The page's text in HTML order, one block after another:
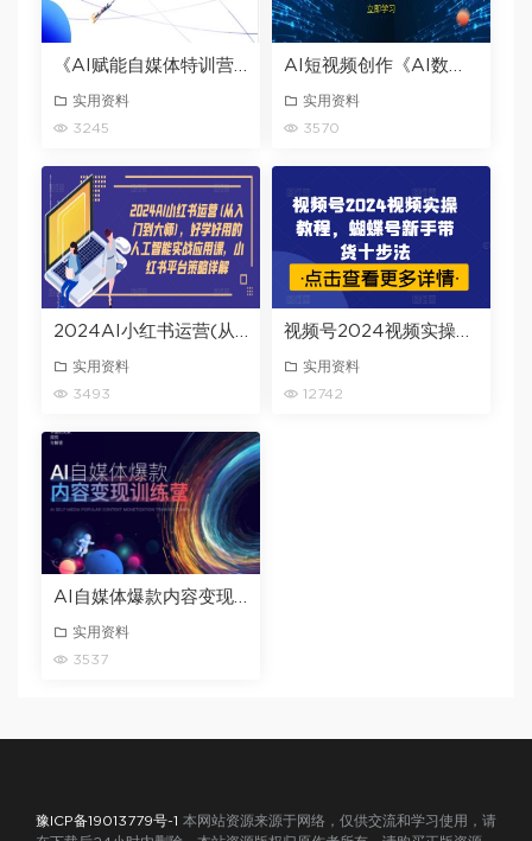
实用资料
3245
实用资料
3570
实用资料
3493
实用资料
12742
实用资料
3537
豫ICP备19013779号-1 本网站资源来源于网络，仅供交流和学习使用，请